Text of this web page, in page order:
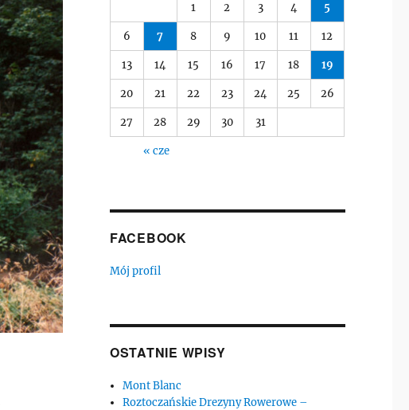
1 2 3 4 5
6 7 8 9 10 11 12
13 14 15 16 17 18 19
20 21 22 23 24 25 26
27 28 29 30 31
« cze
FACEBOOK
Mój profil
OSTATNIE WPISY
Mont Blanc
Roztoczańskie Drezyny Rowerowe –